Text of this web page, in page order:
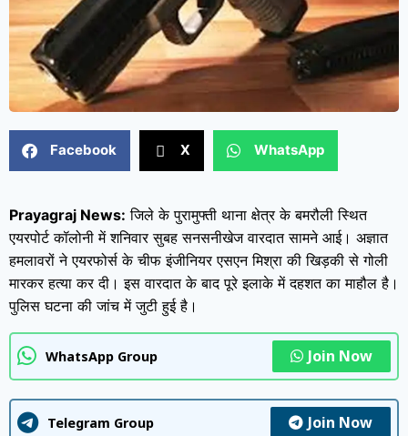
Facebook X WhatsApp
Prayagraj News: जिले के पुरामुफ्ती थाना क्षेत्र के बमरौली स्थित
एयरपोर्ट कॉलोनी में शनिवार सुबह सनसनीखेज वारदात सामने आई। अज्ञात
हमलावरों ने एयरफोर्स के चीफ इंजीनियर एसएन मिश्रा की खिड़की से गोली
मारकर हत्या कर दी। इस वारदात के बाद पूरे इलाके में दहशत का माहौल है।
पुलिस घटना की जांच में जुटी हुई है।
WhatsApp Group Join Now
Telegram Group Join Now